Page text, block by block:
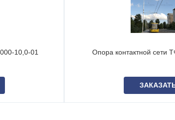
10,0-01 Опора контактной сети